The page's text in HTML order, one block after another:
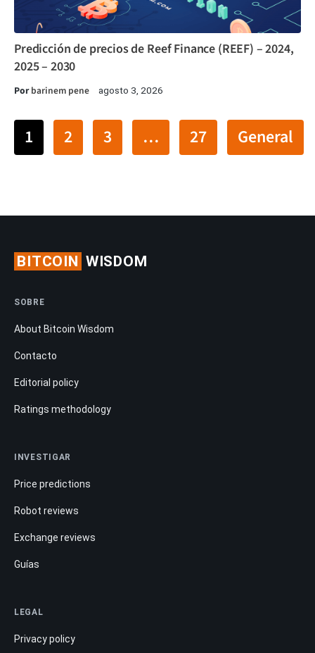
Predicción de precios de Reef Finance (REEF) – 2024,
2025 – 2030
Porbarinem pene agosto 3, 2026
1 2 3 … 27 General
BITCOIN WISDOM
SOBRE
About Bitcoin Wisdom
Contacto
Editorial policy
Ratings methodology
INVESTIGAR
Price predictions
Robot reviews
Exchange reviews
Guías
LEGAL
Privacy policy